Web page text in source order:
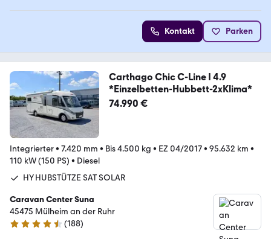
Kontakt Parken
Carthago Chic C-Line I 4.9
*Einzelbetten-Hubbett-2xKlima*
74.990 €
Integrierter• 7.420 mm • Bis 4.500 kg • EZ 04/2017• 95.632 km •
110 kW (150 PS) • Diesel
HY HUBSTÜTZE SAT SOLAR
Caravan Center Suna
45475 Mülheim an der Ruhr
4.7 Sterne
(188)